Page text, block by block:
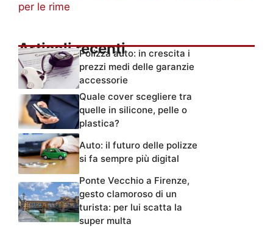
per le rime
Articoli recentiPolizza auto: in crescita i
prezzi medi delle garanzie
accessorie
Quale cover scegliere tra
quelle in silicone, pelle o
plastica?
Auto: il futuro delle polizze
si fa sempre più digital
Ponte Vecchio a Firenze,
gesto clamoroso di un
turista: per lui scatta la
super multa